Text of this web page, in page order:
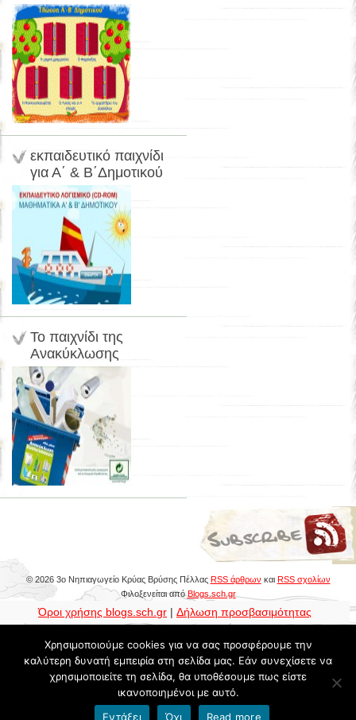
εκπαιδευτικό παιχνίδι
για Α΄ & Β΄Δημοτικού
Το παιχνίδι της
Ανακύκλωσης
© 2026 3ο Νηπιαγωγείο Κρύας Βρύσης Πέλλας RSS άρθρων και RSS σχολίων
Φιλοξενείται απόBlogs.sch.gr
Όροι χρήσης blogs.sch.gr |Δήλωση προσβασιμότητας
Χρησιμοποιούμε cookies για να σας προσφέρουμε την
καλύτερη δυνατή εμπειρία στη σελίδα μας. Εάν συνεχίσετε να
χρησιμοποιείτε τη σελίδα, θα υποθέσουμε πως είστε
ικανοποιημένοι με αυτό.
Εντάξει
Όχι Read more